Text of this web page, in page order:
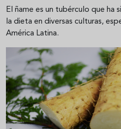
El ñame es un tubérculo que ha
la dieta en diversas culturas,
América Latina.